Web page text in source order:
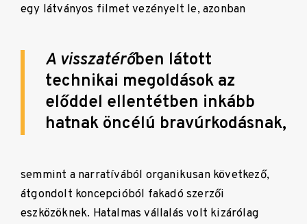
egy látványos filmet vezényelt le, azonban
A visszatérőben látott
technikai megoldások az
előddel ellentétben inkább
hatnak öncélú bravúrkodásnak,
semmint a narratívából organikusan következő,
átgondolt koncepcióból fakadó szerzői
eszközöknek. Hatalmas vállalás volt kizárólag